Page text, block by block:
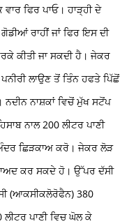
ਫਿਰ ਪਾਓ। ਹਾੜ੍ਹੀ ਦੇ
ਰਾਹੀਂ ਜਾਂ ਫਿਰ ਇਸ ਦੀ
ਕੀਤੀ ਜਾ ਸਕਦੀ ਹੈ। ਜੇਕਰ
ਲਾਉਣ ਤੋਂ ਤਿੰਨ ਹਫਤੇ ਪਿੱਛੋਂ
ਨਾਸ਼ਕਾਂ ਵਿਚੋਂ ਮੁੱਖ ਸਟੋਂਪ
ਨਾਲ 200 ਲੀਟਰ ਪਾਣੀ
ਛਿੜਕਾਅ ਕਰੋ। ਜੇਕਰ ਲੋੜ
ਕਰ ਸਕਦੇ ਹੋ। ਉੱਪਰ ਦੱਸੀ
(ਆਕਸੀਕਲੋਰੋਫੈਨ) 380
ਲੀਟਰ ਪਾਣੀ ਵਿਚ ਘੋਲ ਕੇ